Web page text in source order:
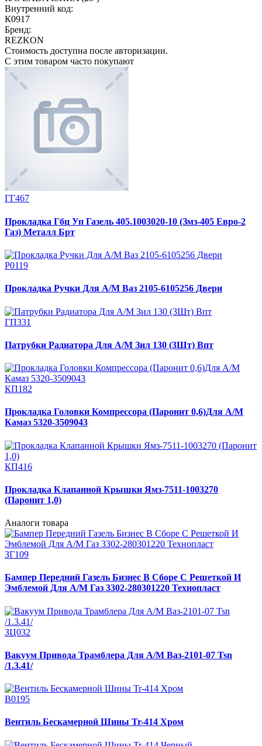
Внутренний код:
К0917
Бренд:
REZKON
Стоимость доступна после авторизации.
С этим товаром часто покупают
ГГ467
Прокладка Гбц Уп Газель 405.1003020-10 (Змз-405 Евро-2
Газ) Металл Брт
Р0119
Прокладка Ручки Для А/М Ваз 2105-6105256 Двери
ГП331
Патрубки Радиатора Для А/М Зил 130 (3Шт) Впт
КП182
Прокладка Головки Компрессора (Паронит 0,6)Для А/М
Камаз 5320-3509043
КП416
Прокладка Клапанной Крышки Ямз-7511-1003270
(Паронит 1,0)
Аналоги товара
ЗГ109
Бампер Передний Газель Бизнес В Сборе С Решеткой И
Эмблемой Для А/М Газ 3302-280301220 Технопласт
ЗЦ032
Вакуум Привода Трамблера Для А/М Ваз-2101-07 Tsn
/1.3.41/
В0195
Вентиль Бескамерной Шины Tr-414 Хром